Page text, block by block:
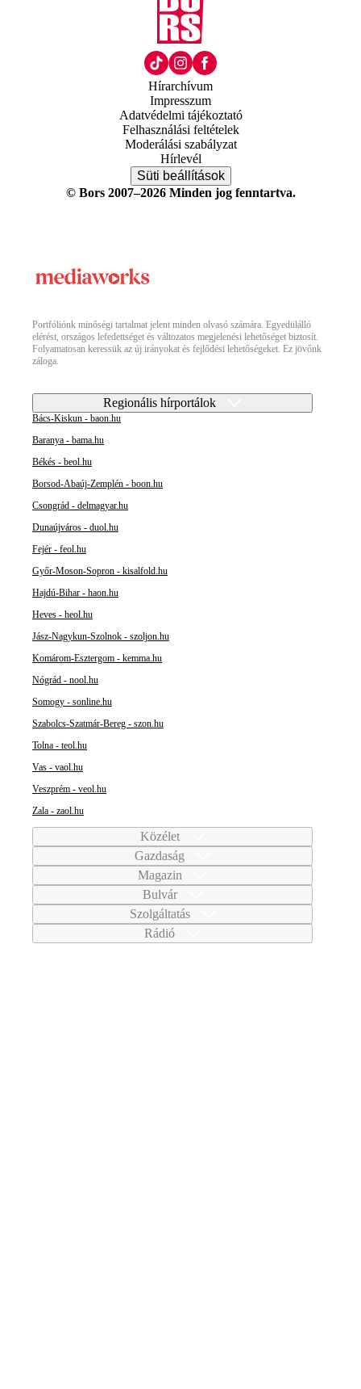
Hírarchívum
Impresszum
Adatvédelmi tájékoztató
Felhasználási feltételek
Moderálási szabályzat
Hírlevél
Süti beállítások
© Bors 2007–2026 Minden jog fenntartva.
Portfóliónk minőségi tartalmat jelent minden olvasó számára. Egyedülálló
elérést, országos lefedettséget és változatos megjelenési lehetőséget biztosít.
Folyamatosan keressük az új irányokat és fejlődési lehetőségeket. Ez jövőnk
záloga.
Regionális hírportálok
Bács-Kiskun - baon.hu
Baranya - bama.hu
Békés - beol.hu
Borsod-Abaúj-Zemplén - boon.hu
Csongrád - delmagyar.hu
Dunaújváros - duol.hu
Fejér - feol.hu
Győr-Moson-Sopron - kisalfold.hu
Hajdú-Bihar - haon.hu
Heves - heol.hu
Jász-Nagykun-Szolnok - szoljon.hu
Komárom-Esztergom - kemma.hu
Nógrád - nool.hu
Somogy - sonline.hu
Szabolcs-Szatmár-Bereg - szon.hu
Tolna - teol.hu
Vas - vaol.hu
Veszprém - veol.hu
Zala - zaol.hu
Közélet
Gazdaság
Magazin
Bulvár
Szolgáltatás
Rádió